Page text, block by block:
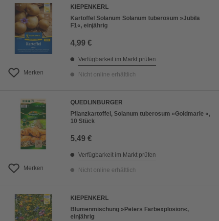
Merken
KIEPENKERL
Kartoffel Solanum Solanum tuberosum »Jubila
F1«, einjährig
4,99 €
Verfügbarkeit im Markt prüfen
Nicht online erhältlich
Merken
QUEDLINBURGER
Pflanzkartoffel, Solanum tuberosum »Goldmarie «,
10 Stück
5,49 €
Verfügbarkeit im Markt prüfen
Nicht online erhältlich
KIEPENKERL
Blumenmischung »Peters Farbexplosion«,
einjährig